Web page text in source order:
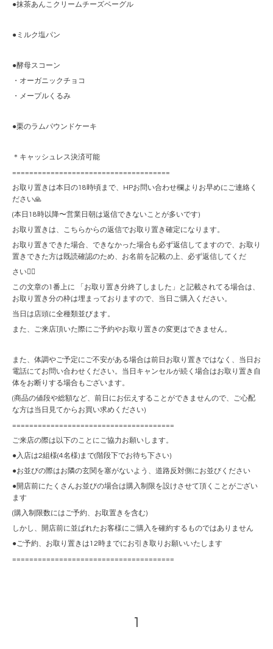
●抹茶あんこクリームチーズベーグル
●ミルク塩パン
●酵母スコーン
・オーガニックチョコ
・メープルくるみ
●栗のラムパウンドケーキ
＊キャッシュレス決済可能
=====================================
お取り置きは本日の18時頃まで、HPお問い合わせ欄よりお早めにご連絡く
ださい🙏
(本日18時以降〜営業日朝は返信できないことが多いです)
お取り置きは、こちらからの返信でお取り置き確定になります。
お取り置きできた場合、できなかった場合も必ず返信してますので、お取り
置きできた方は既読確認のため、お名前を記載の上、必ず返信してくだ
さい🙇‍♀️
この文章の1番上に 「お取り置き分終了しました」と記載されてる場合は、
お取り置き分の枠は埋まっておりますので、当日ご購入ください。
当日は店頭に全種類並びます。
また、ご来店頂いた際にご予約やお取り置きの変更はできません。
また、体調やご予定にご不安がある場合は前日お取り置きではなく、当日お
電話にてお問い合わせください。当日キャンセルが続く場合はお取り置き自
体をお断りする場合もございます。
(商品の値段や総額など、前日にお伝えすることができませんので、ご心配
な方は当日見てからお買い求めください)
======================================
ご来店の際は以下のことにご協力お願いします。
●入店は2組様(4名様)まで(階段下でお待ち下さい)
●お並びの際はお隣の玄関を塞がないよう、道路反対側にお並びください
●開店前にたくさんお並びの場合は購入制限を設けさせて頂くことがござい
ます
(購入制限数にはご予約、お取置きを含む)
しかし、開店前に並ばれたお客様にご購入を確約するものではありません
●ご予約、お取り置きは12時までにお引き取りお願いいたします
======================================
1